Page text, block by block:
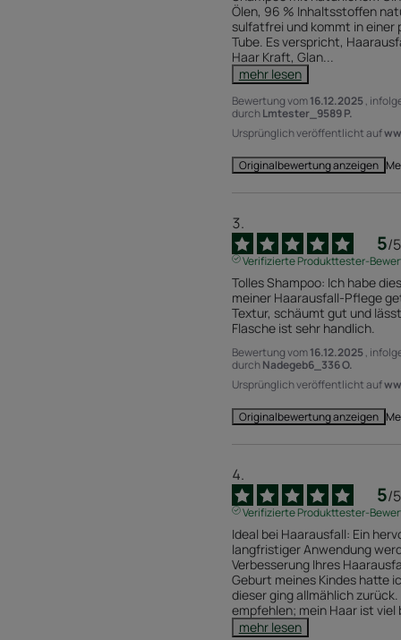
Ölen, 96 % Inhaltsstoffen
sulfatfrei und kommt in
Tube. Es verspricht,
Haar Kraft, Glan...
mehr lesen
Bewertung vom16.12.2025,
durchLmtester_9589 P.
Ursprünglich veröffentlicht auf
Originalbewertung anzeigen
5/5
Verifizierte Produkttester-
Tolles Shampoo: Ich habe
meiner Haarausfall-Pflege
Textur, schäumt gut und
Flasche ist sehr handlich.
Bewertung vom16.12.2025,
durchNadegeb6_336 O.
Ursprünglich veröffentlicht auf
Originalbewertung anzeigen
5/5
Verifizierte Produkttester-
Ideal bei Haarausfall: Ein
langfristiger Anwendung
Verbesserung Ihres
Geburt meines Kindes hatte
dieser ging allmählich
empfehlen; mein Haar ist viel
mehr lesen